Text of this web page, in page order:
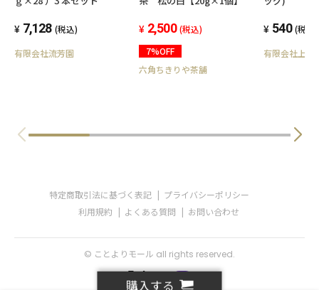
購入する
7,128 (税込)
有限会社流芳園
2,500 (税込)
7%OFF
六角ちきりや茶舗
540 (税込)
有限会社上林
特定商取引法に基づく表記
プライバシーポリシー
利用規約
よくある質問 お問い合わせ
© ことよりモール all rights reserved.